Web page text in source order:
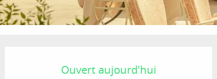
Ouvert aujourd'hui